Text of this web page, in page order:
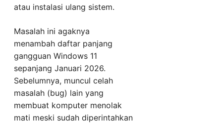
atau instalasi ulang sistem.
Masalah ini agaknya
menambah daftar panjang
gangguan Windows 11
sepanjang Januari 2026.
Sebelumnya, muncul celah
masalah (bug) lain yang
membuat komputer menolak
mati meski sudah diperintahkan